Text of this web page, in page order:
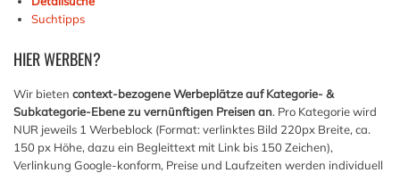
Suchtipps
HIERWERBEN?
Wir bieten context-bezogene Werbeplätze auf Kategorie- &
Subkategorie-Ebene zu vernünftigen Preisen an. Pro Kategorie wird
NUR jeweils 1 Werbeblock (Format: verlinktes Bild 220px Breite, ca.
150 px Höhe, dazu ein Begleittext mit Link bis 150 Zeichen),
Verlinkung Google-konform, Preise und Laufzeiten werden individuell